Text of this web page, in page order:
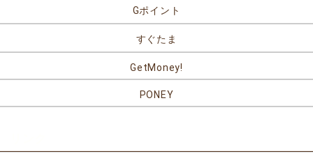
Gポイント
すぐたま
GetMoney!
PONEY